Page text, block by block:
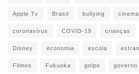
Apple Tv Brasil bullying cinema
coronavírus COVID-19 crianças
Disney economia escola
Filmes Fukuoka golpe governo